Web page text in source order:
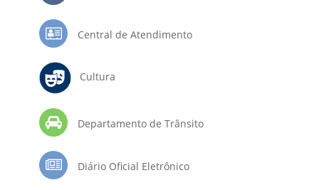
Central de Atendimento
Cultura
Departamento de Trânsito
Diário Oficial Eletrônico